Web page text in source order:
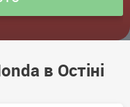
в Остіні